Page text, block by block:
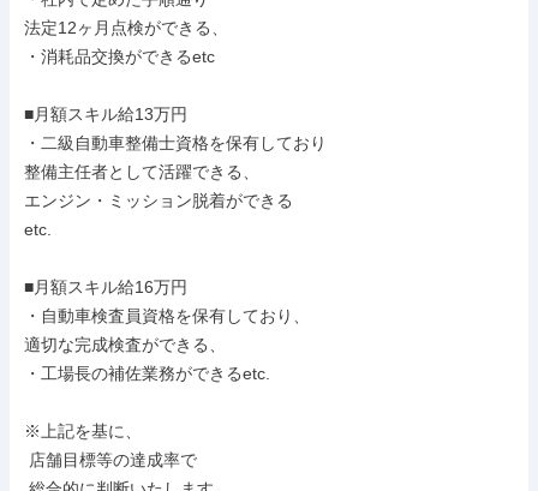
法定12ヶ月点検ができる、
・消耗品交換ができるetc
■月額スキル給13万円
・二級自動車整備士資格を保有しており
整備主任者として活躍できる、
エンジン・ミッション脱着ができる
etc.
■月額スキル給16万円
・自動車検査員資格を保有しており、
適切な完成検査ができる、
・工場長の補佐業務ができるetc.
※上記を基に、